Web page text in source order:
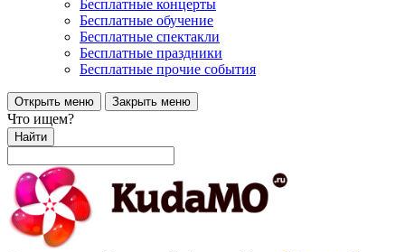
Бесплатные концерты
Бесплатные обучение
Бесплатные спектакли
Бесплатные праздники
Бесплатные прочие события
Открыть меню Закрыть меню
Что ищем?
Найти